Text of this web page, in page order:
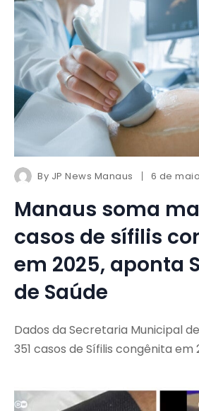
By JP News Manaus 6 de
Manaus soma
casos de sífilis
em 2025, aponta
de Saúde
Dados da Secretaria Municipal
351 casos de Sífilis congênita em